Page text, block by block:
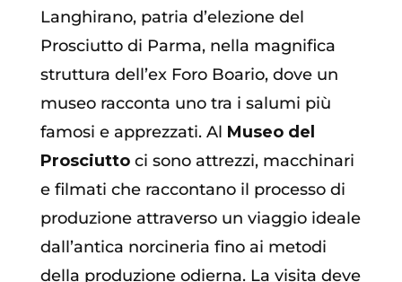
Langhirano, patria d’elezione del
Prosciutto di Parma, nella magnifica
struttura dell’ex Foro Boario, dove un
museo racconta uno tra i salumi più
famosi e apprezzati. Al Museo del
Prosciuttoci sono attrezzi, macchinari
e filmati che raccontano il processo di
produzione attraverso un viaggio ideale
dall’antica norcineria fino ai metodi
della produzione odierna. La visita deve